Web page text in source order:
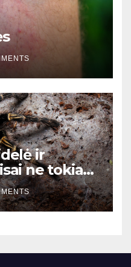
ir
ne tokia